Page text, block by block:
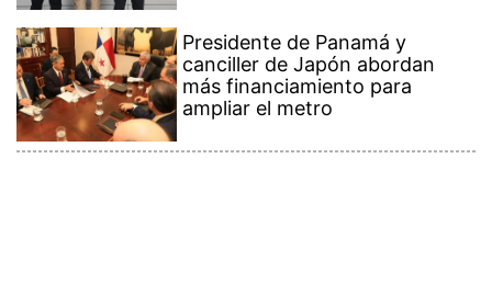
Presidente de Panamá y
canciller de Japón abordan
más financiamiento para
ampliar el metro